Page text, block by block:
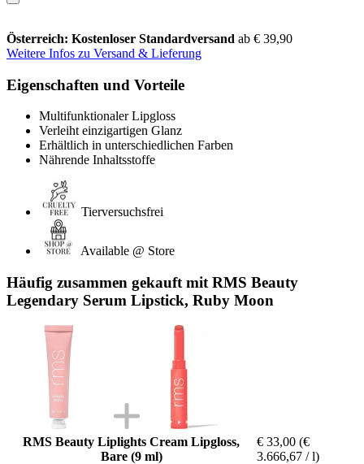
Österreich: Kostenloser Standardversand ab € 39,90
Weitere Infos zu Versand & Lieferung
Eigenschaften und Vorteile
Multifunktionaler Lipgloss
Verleiht einzigartigen Glanz
Erhältlich in unterschiedlichen Farben
Nährende Inhaltsstoffe
Tierversuchsfrei
Available @ Store
Häufig zusammen gekauft mit RMS Beauty
Legendary Serum Lipstick, Ruby Moon
RMS Beauty Liplights Cream Lipgloss,
Bare (9 ml)
€ 33,00 (€
3.666,67 / l)